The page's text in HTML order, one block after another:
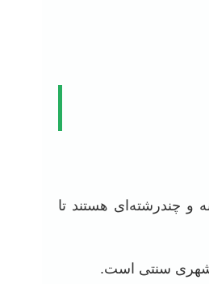
و چندرشته‌ای هستند تا
شهری سنتی است.